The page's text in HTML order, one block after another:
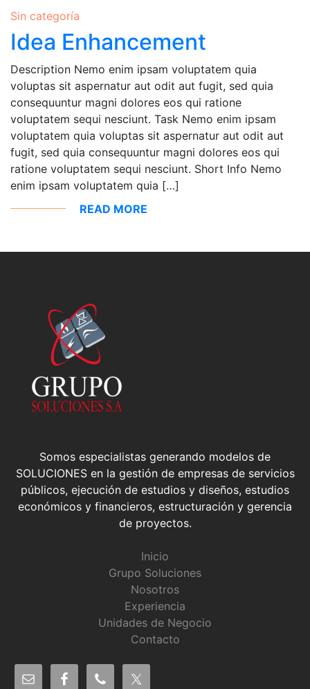
Sin categoría
Idea Enhancement
Description Nemo enim ipsam voluptatem quia
voluptas sit aspernatur aut odit aut fugit, sed quia
consequuntur magni dolores eos qui ratione
voluptatem sequi nesciunt. Task Nemo enim ipsam
voluptatem quia voluptas sit aspernatur aut odit aut
fugit, sed quia consequuntur magni dolores eos qui
ratione voluptatem sequi nesciunt. Short Info Nemo
enim ipsam voluptatem quia […]
READ MORE
Somos especialistas generando modelos de
SOLUCIONES en la gestión de empresas de servicios
públicos, ejecución de estudios y diseños, estudios
económicos y financieros, estructuración y gerencia
de proyectos.
Inicio
Grupo Soluciones
Nosotros
Experiencia
Unidades de Negocio
Contacto